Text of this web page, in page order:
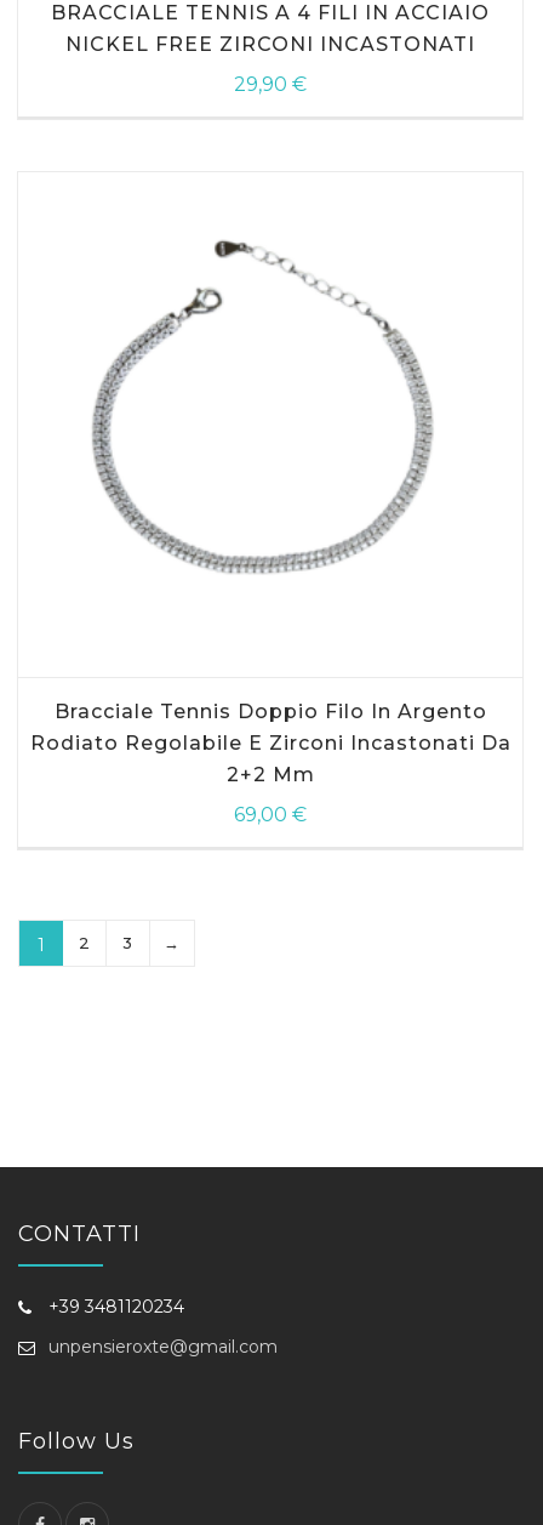
BRACCIALE TENNIS A 4 FILI IN ACCIAIO
NICKEL FREE ZIRCONI INCASTONATI
29,90 €
Bracciale Tennis Doppio Filo In Argento
Rodiato Regolabile E Zirconi Incastonati Da
2+2 Mm
69,00 €
1 2 3 →
CONTATTI
+39 3481120234
unpensieroxte@gmail.com
Follow Us